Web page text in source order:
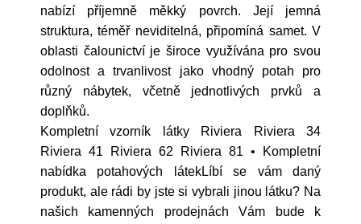
nabízí příjemně měkký povrch. Její jemná
struktura, téměř neviditelná, připomíná samet. V
oblasti čalounictví je široce využívána pro svou
odolnost a trvanlivost jako vhodný potah pro
různý nábytek, včetně jednotlivých prvků a
doplňků.
Kompletní vzorník látky Riviera Riviera 34
Riviera 41 Riviera 62 Riviera 81 • Kompletní
nabídka potahových látekLíbí se vám daný
produkt, ale rádi by jste si vybrali jinou látku? Na
našich kamenných prodejnách Vám bude k